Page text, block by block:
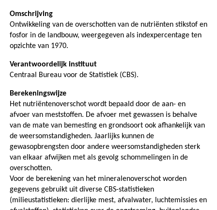
Omschrijving
Ontwikkeling van de overschotten van de nutriënten stikstof en
fosfor in de landbouw, weergegeven als indexpercentage ten
opzichte van 1970.
Verantwoordelijk instituut
Centraal Bureau voor de Statistiek (CBS).
Berekeningswijze
Het nutriëntenoverschot wordt bepaald door de aan- en
afvoer van meststoffen. De afvoer met gewassen is behalve
van de mate van bemesting en grondsoort ook afhankelijk van
de weersomstandigheden. Jaarlijks kunnen de
gewasopbrengsten door andere weersomstandigheden sterk
van elkaar afwijken met als gevolg schommelingen in de
overschotten.
Voor de berekening van het mineralenoverschot worden
gegevens gebruikt uit diverse CBS-statistieken
(milieustatistieken: dierlijke mest, afvalwater, luchtemissies en